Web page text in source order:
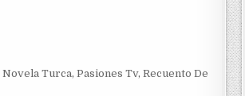
Novela Turca, Pasiones Tv, Recuento De